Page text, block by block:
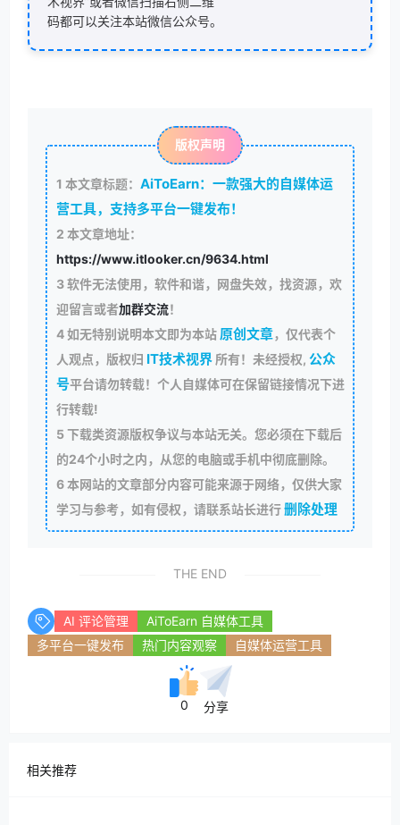
码都可以关注本站微信公众号。
版权声明
1 本文章标题： AiToEarn：一款强大的自媒体运
营工具，支持多平台一键发布！
2 本文章地址：
https://www.itlooker.cn/9634.html
3软件无法使用，软件和谐，网盘失效，找资源，欢
迎留言或者加群交流！
4如无特别说明本文即为本站原创文章，仅代表个
人观点，版权归 IT技术视界所有！未经授权, 公众
号平台请勿转载！个人自媒体可在保留链接情况下进
行转载!
5下载类资源版权争议与本站无关。您必须在下载后
的24个小时之内，从您的电脑或手机中彻底删除。
6本网站的文章部分内容可能来源于网络，仅供大家
学习与参考，如有侵权，请联系站长进行删除处理
THE END
AI 评论管理
AiToEarn 自媒体工具
多平台一键发布
热门内容观察 自媒体运营工具
0 分享
相关推荐